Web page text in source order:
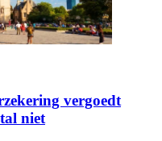
vergoedt
niet